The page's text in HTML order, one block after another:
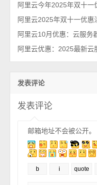
发表评论
发表评论
邮箱地址不会被公开。